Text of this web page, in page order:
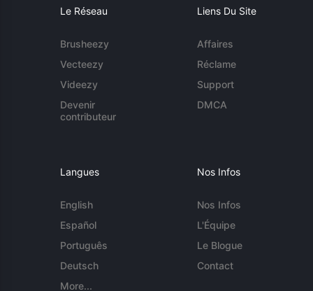
Le Réseau
Brusheezy
Vecteezy
Videezy
Devenir
contributeur
Liens Du Site
Affaires
Réclame
Support
DMCA
Langues
English
Español
Português
Deutsch
More...
Nos Infos
Nos Infos
L'Équipe
Le Blogue
Contact